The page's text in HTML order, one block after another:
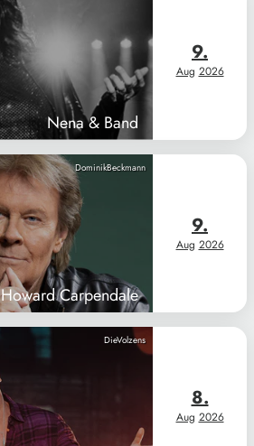
Nena & Band
9.
Aug 2026
DominikBeckmann
Howard Carpendale
9.
Aug 2026
DieVolzens
8.
Aug 2026